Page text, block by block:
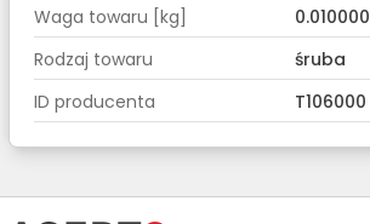
Waga towaru [kg]
0.010000
Rodzaj towaru
śruba
ID producenta
T106000